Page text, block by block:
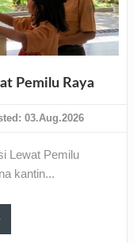
Pemilu Raya
03.Aug.2026
Lewat Pemilu
kantin...